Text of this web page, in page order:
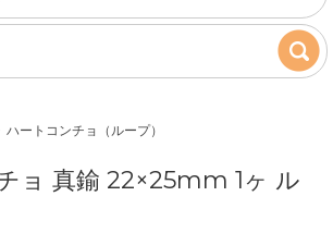
ハートコンチョ（ループ）
ョ 真鍮 22×25mm 1ヶ ル